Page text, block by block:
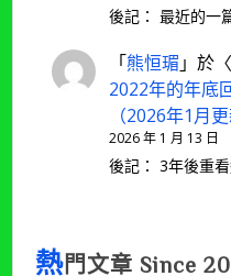
後記： 最近的一
「熊恒瑂 」於〈
2022年的年底
（2026年1月更
2026 年 1 月 13 日
後記： 3年後重
熱門文章 Since